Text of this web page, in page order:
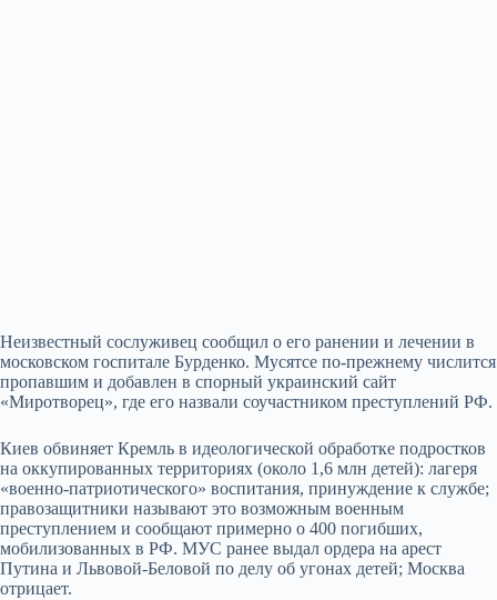
Неизвестный сослуживец сообщил о его ранении и лечении в
московском госпитале Бурденко. Мусятсе по‑прежнему числится
пропавшим и добавлен в спорный украинский сайт
«Миротворец», где его назвали соучастником преступлений РФ.
Киев обвиняет Кремль в идеологической обработке подростков
на оккупированных территориях (около 1,6 млн детей): лагеря
«военно‑патриотического» воспитания, принуждение к службе;
правозащитники называют это возможным военным
преступлением и сообщают примерно о 400 погибших,
мобилизованных в РФ. МУС ранее выдал ордера на арест
Путина и Львовой‑Беловой по делу об угонах детей; Москва
отрицает.